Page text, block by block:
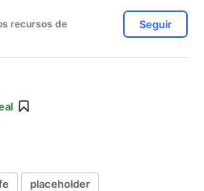
recursos de
Seguir
placeholder